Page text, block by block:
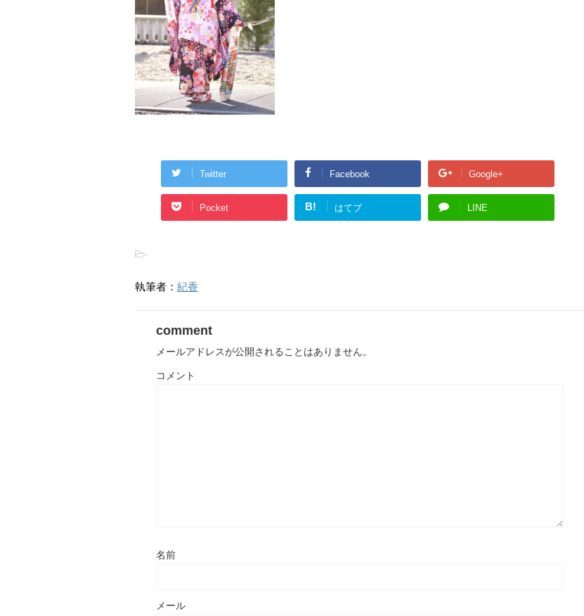
Twitter Facebook Google+
Pocket B! はてブ LINE
-
執筆者： 紀香
comment
メールアドレスが公開されることはありません。
コメント
名前
メール